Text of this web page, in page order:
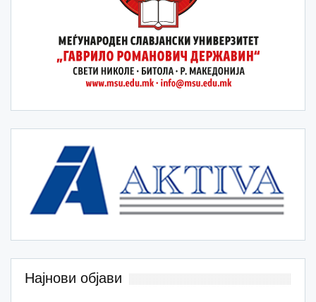
Најнови објави